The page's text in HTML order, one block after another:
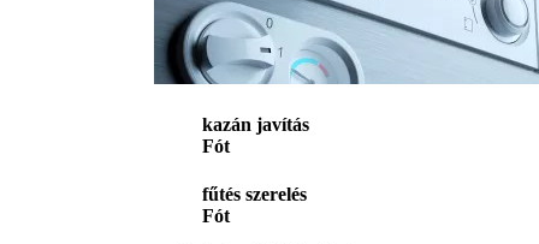
kazán javítás
Fót
fűtés szerelés
Fót